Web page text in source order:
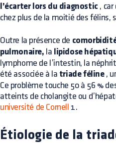
l’écarter lors du diagnostic , car
chez plus de la moitié des félins,
Outre la présence de
pulmonaire, la lipidose
lymphome de l’intestin, la
été associée à la triade féline,
Ce problème touche 50 à 56 %
atteints de cholangite ou
université de Cornell
1.
Étiologie de la